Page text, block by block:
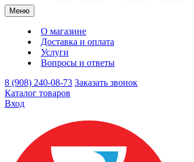
Меню
О магазине
Доставка и оплата
Услуги
Вопросы и ответы
8 (908) 240-08-73 Заказать звонок
Каталог товаров
Вход